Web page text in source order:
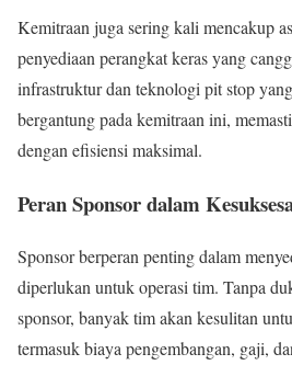
Kemitraan juga sering kali mencakup
penyediaan perangkat keras yang
infrastruktur dan teknologi pit stop
bergantung pada kemitraan ini,
dengan efisiensi maksimal.
Peran Sponsor dalam
Sponsor berperan penting dalam
diperlukan untuk operasi tim. Tanpa
sponsor, banyak tim akan kesulitan
termasuk biaya pengembangan, gaji,